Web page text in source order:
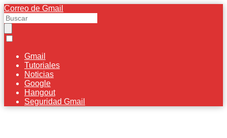
Correo de Gmail
Gmail
Tutoriales
Noticias
Google
Hangout
Seguridad Gmail